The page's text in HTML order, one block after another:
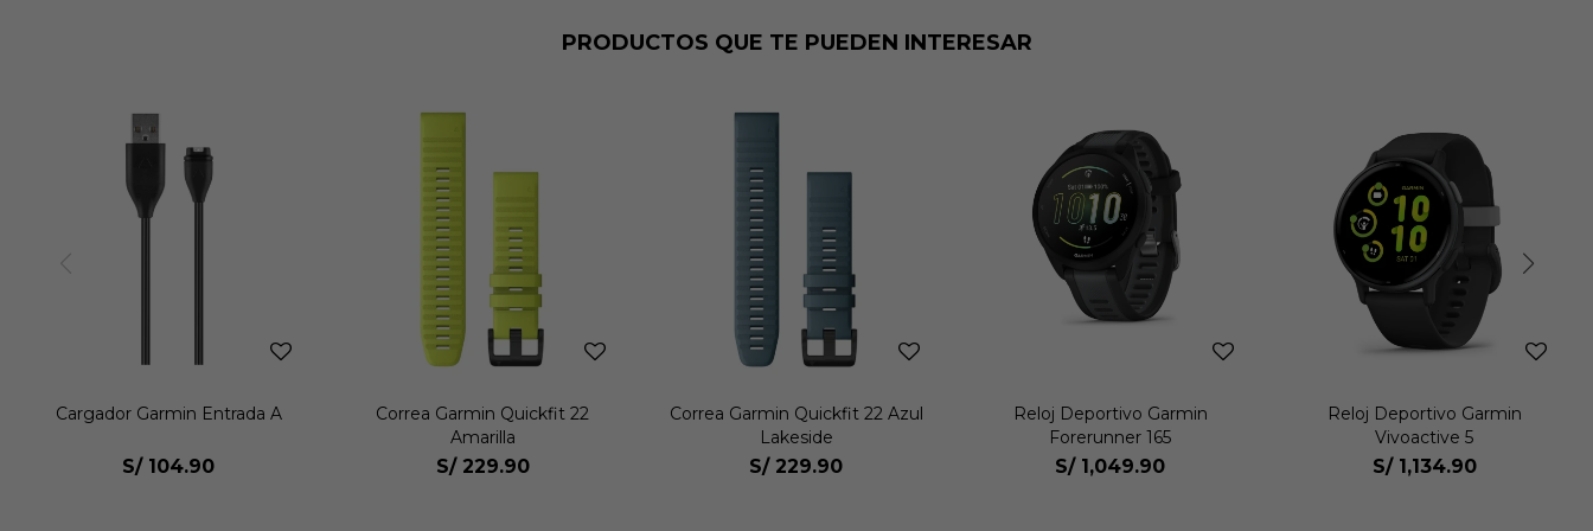
PRODUCTOS QUE TE PUEDEN INTERESAR
Cargador Garmin Entrada A
S/ 104.90
Correa Garmin Quickfit 22
Amarilla
S/ 229.90
Correa Garmin Quickfit 22 Azul
Lakeside
S/ 229.90
Reloj Deportivo Garmin
Forerunner 165
S/ 1,049.90
Reloj Deportivo Garmin
Vivoactive 5
S/ 1,134.90